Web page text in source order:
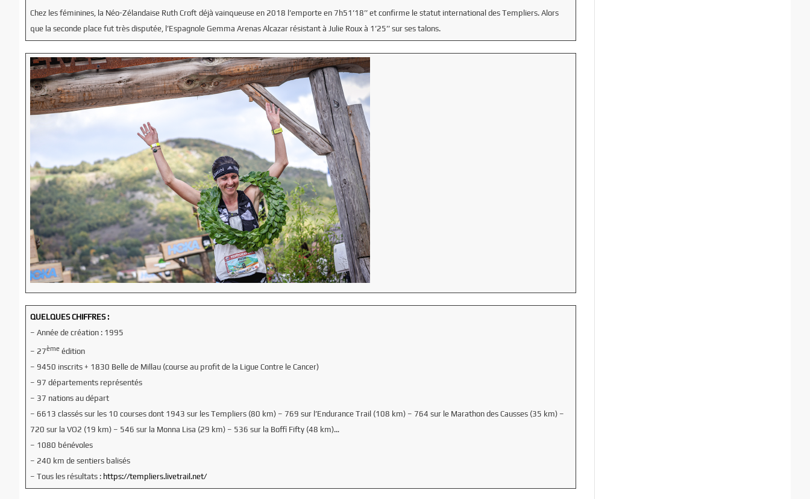
Chez les féminines, la Néo-Zélandaise Ruth Croft déjà vainqueuse en 2018 l’emporte en 7h51’18’’ et confirme le statut international des Templiers. Alors
que la seconde place fut très disputée, l’Espagnole Gemma Arenas Alcazar résistant à Julie Roux à 1’25’’ sur ses talons.
QUELQUES CHIFFRES :
– Année de création : 1995
– 27èmeédition
– 9450 inscrits + 1830 Belle de Millau (course au profit de la Ligue Contre le Cancer)
– 97 départements représentés
– 37 nations au départ
– 6613 classés sur les 10 courses dont 1943 sur les Templiers (80 km) – 769 sur l’Endurance Trail (108 km) – 764 sur le Marathon des Causses (35 km) –
720 sur la VO2 (19 km) – 546 sur la Monna Lisa (29 km) – 536 sur la Boffi Fifty (48 km)…
– 1080 bénévoles
– 240 km de sentiers balisés
– Tous les résultats : https://templiers.livetrail.net/